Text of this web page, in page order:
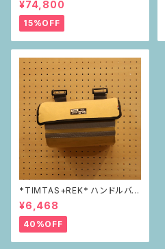
¥74,800
15%OFF
*TIMTAS+REK* ハンドルバー
バッグ
¥6,468
40%OFF